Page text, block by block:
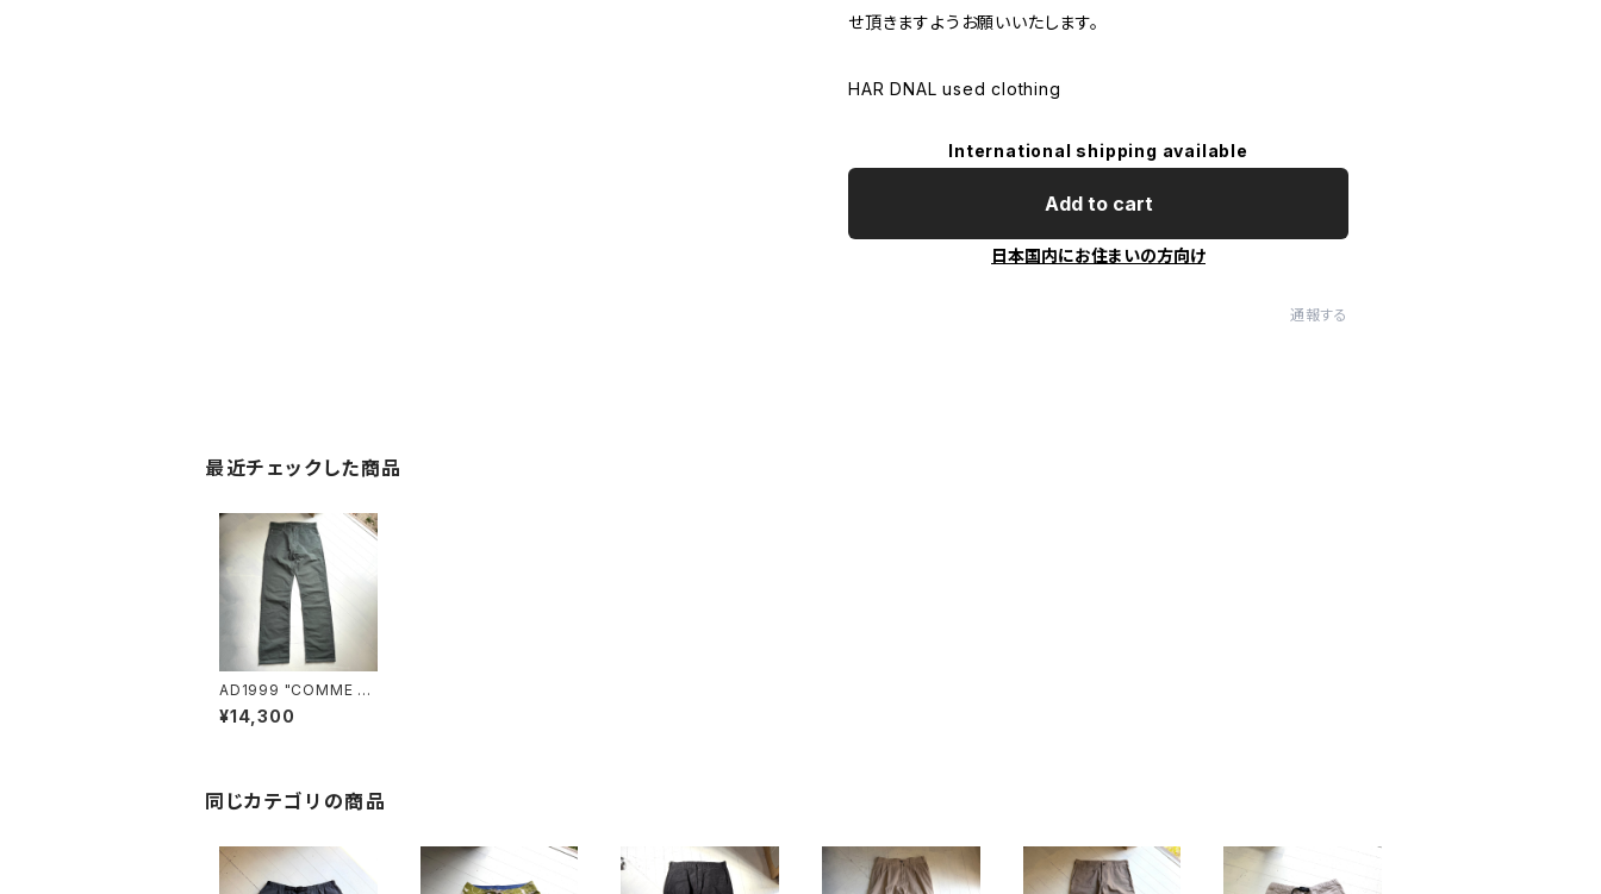
せ頂きますようお願いいたします。
HAR DNAL used clothing
International shipping available
Add to cart
日本国内にお住まいの方向け
通報する
最近チェックした商品
AD1999 "COMME d
es GARÇONS HOM
ME" pants
¥14,300
同じカテゴリの商品